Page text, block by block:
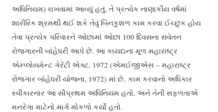
અધિનિયમ) રાખવામાં આવ્યું હતું, તે પ્રત્યેક નાણાકીય વર્ષમાં
શારીરિક શ્રમથી થઈ શકે તેવું બિનકુશળ કામ કરવા ઈચ્છુક હોય
તેવા પ્રત્યેક પરિવારને ઓછામાં ઓછા 100 દિવસના સવેતન
રોજગારની બાંહેધરી આપે છે. આ કાયદાના મૂળ મહારાષ્ટ્ર
એમ્પ્લોયમેન્ટ ગેરેંટી એક્ટ, 1972 (એમઈજીએસ – મહારાષ્ટ્ર
રોજગાર બાંહેધરી યોજના, 1972) માં છે, કામ કરવાનો અધિકાર
સ્વીકારનાર આ સૌપ્રથમ અધિનિયમ હતો, અને તેની સફળતાએ
મનરેગા માટેનો માર્ગ મોકળો કર્યો હતો.